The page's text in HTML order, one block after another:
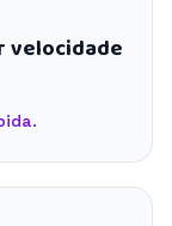
velocidade